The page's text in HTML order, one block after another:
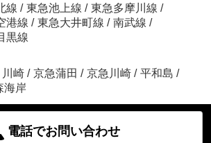
線 / 東急池上線 / 東急多摩川線 /
港線 / 東急大井町線 / 南武線 /
黒線
川崎 / 京急蒲田 / 京急川崎 / 平和島 /
海岸
電話でお問い合わせ